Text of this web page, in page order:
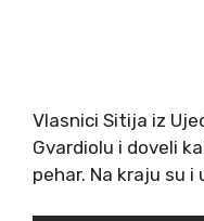
Vlasnici Sitija iz
Gvardiolu i doveli
pehar. Na kraju su i